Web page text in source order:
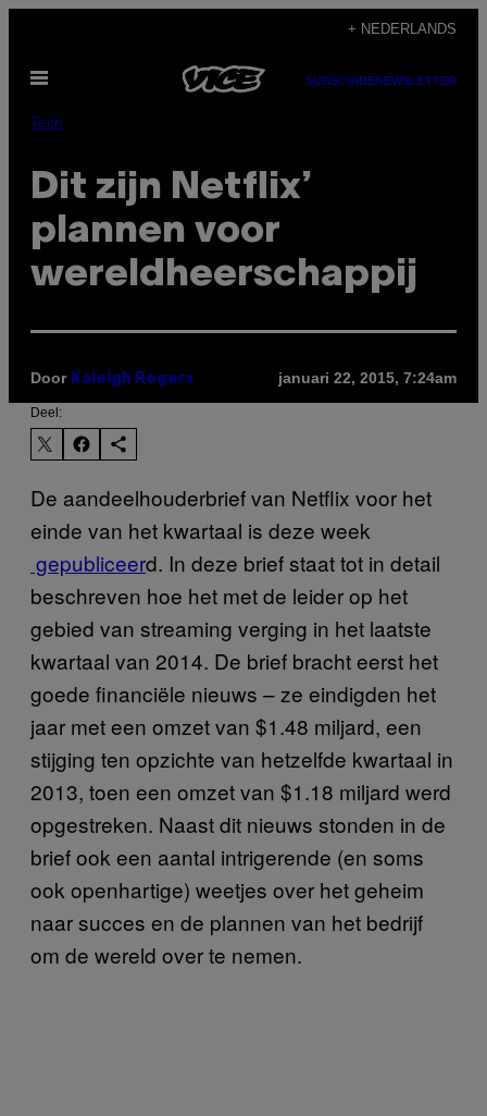
de
inhoud
+ NEDERLANDS
Open
SUBSCRIBENEWSLETTER
Tech
Dit zijn Netflix’
plannen voor
wereldheerschappij
Door Kaleigh Rogers januari 22, 2015, 7:24am
Deel:
De aandeelhouderbrief van Netflix voor het
einde van het kwartaal is deze week
gepubliceerd. In deze brief staat tot in detail
beschreven hoe het met de leider op het
gebied van streaming verging in het laatste
kwartaal van 2014. De brief bracht eerst het
goede financiële nieuws – ze eindigden het
jaar met een omzet van $1.48 miljard, een
stijging ten opzichte van hetzelfde kwartaal in
2013, toen een omzet van $1.18 miljard werd
opgestreken. Naast dit nieuws stonden in de
brief ook een aantal intrigerende (en soms
ook openhartige) weetjes over het geheim
naar succes en de plannen van het bedrijf
om de wereld over te nemen.